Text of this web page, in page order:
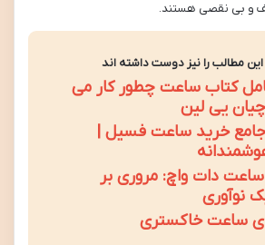
و بی نقصی هستند.
این مطالب را نیز دوست داشته اند
کتاب ساعت چطور کار می
چیان یی لین
جامع خرید ساعت فسیل |
دات واچ: مروری بر
نوآوری
ساعت خاکستری